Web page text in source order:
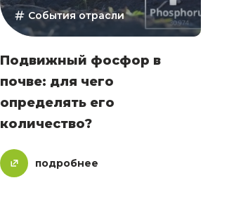
События отрасли
Подвижный фосфор в
почве: для чего
определять его
количество?
подробнее